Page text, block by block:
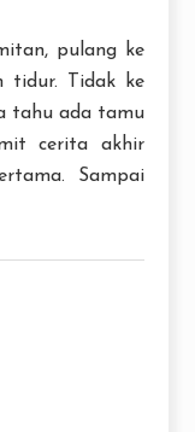
pulang ke
tidur. Tidak ke
tahu ada tamu
cerita akhir
Sampai